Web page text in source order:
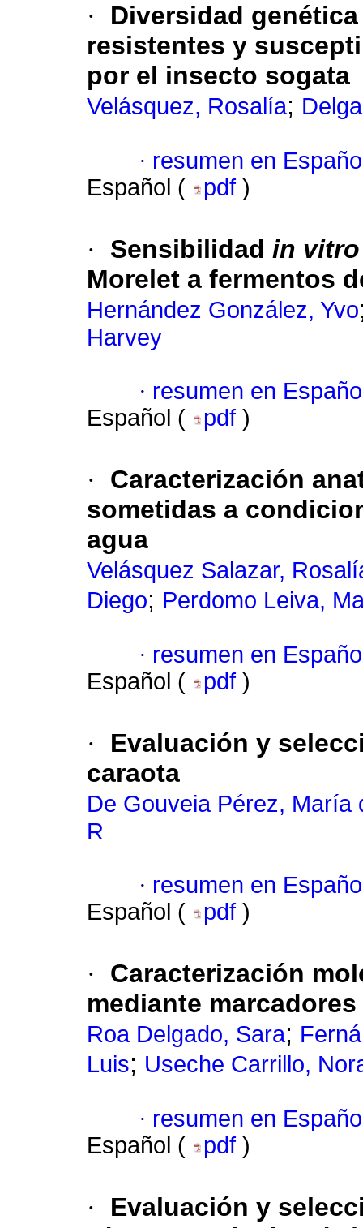
·
Diversidad
resistentes y
por el insecto sogata
Velásquez, Rosalía;
· resumen en
Español (
pdf )
· Sensibilidad in
Morelet a fermentos
Hernández González, Yvo
Harvey
· resumen en
Español (
pdf )
·
Caracterización
sometidas a
agua
Velásquez Salazar,
Diego; Perdomo Leiva,
· resumen en
Español (
pdf )
·
Evaluación y
caraota
De Gouveia Pérez, María
R
· resumen en
Español (
pdf )
·
Caracterización
mediante
Roa Delgado, Sara;
Luis; Useche Carrillo,
· resumen en
Español (
pdf )
·
Evaluación y